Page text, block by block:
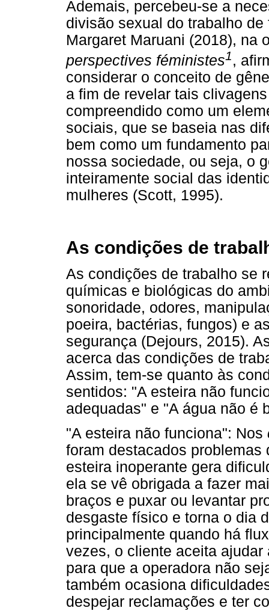
Ademais, percebeu-se a
divisão sexual do trabalho
Margaret Maruani (2018), na
perspectives féministes1,
considerar o conceito de
a fim de revelar tais
compreendido como um
sociais, que se baseia nas
bem como um fundamento
nossa sociedade, ou seja, o
inteiramente social das
mulheres (Scott, 1995).
As condições de
As condições de trabalho se
químicas e biológicas do
sonoridade, odores,
poeira, bactérias, fungos) e
segurança (Dejours, 2015).
acerca das condições de
Assim, tem-se quanto às
sentidos: "A esteira não
adequadas" e "A água não é
"A esteira não funciona": Nos
foram destacados problemas
esteira inoperante gera
ela se vê obrigada a fazer
braços e puxar ou levantar
desgaste físico e torna o dia
principalmente quando há
vezes, o cliente aceita
para que a operadora não
também ocasiona
despejar reclamações e ter